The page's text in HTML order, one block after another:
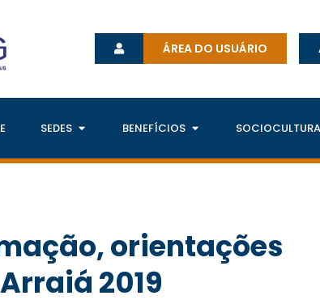
ÁREA DO USUÁRIO
SEDES BENEFÍCIOS
orientações
2019